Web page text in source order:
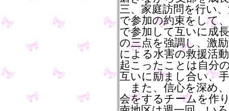
三、家庭訪問を行い
で参加の約束をして
で参加して互いに成
の三点を強調し、激
による水害の救援活
起こったことは自分
互いに励まし合い、
また、信心を深め
会をするチームを作